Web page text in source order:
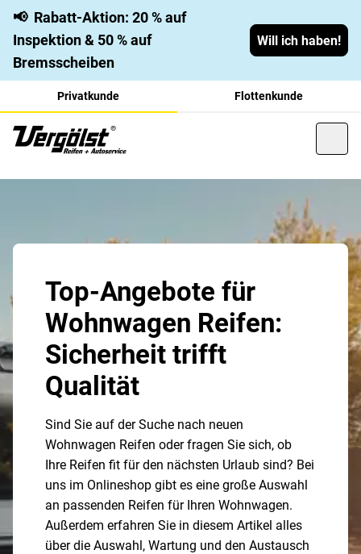
📢 Rabatt-Aktion: 20 % auf
Inspektion & 50 % auf
Bremsscheiben
Will ich haben!
Privatkunde Flottenkunde
Top-Angebote für
Wohnwagen Reifen:
Sicherheit trifft
Qualität
Sind Sie auf der Suche nach neuen
Wohnwagen Reifen oder fragen Sie sich, ob
Ihre Reifen fit für den nächsten Urlaub sind? Bei
uns im Onlineshop gibt es eine große Auswahl
an passenden Reifen für Ihren Wohnwagen.
Außerdem erfahren Sie in diesem Artikel alles
über die Auswahl, Wartung und den Austausch